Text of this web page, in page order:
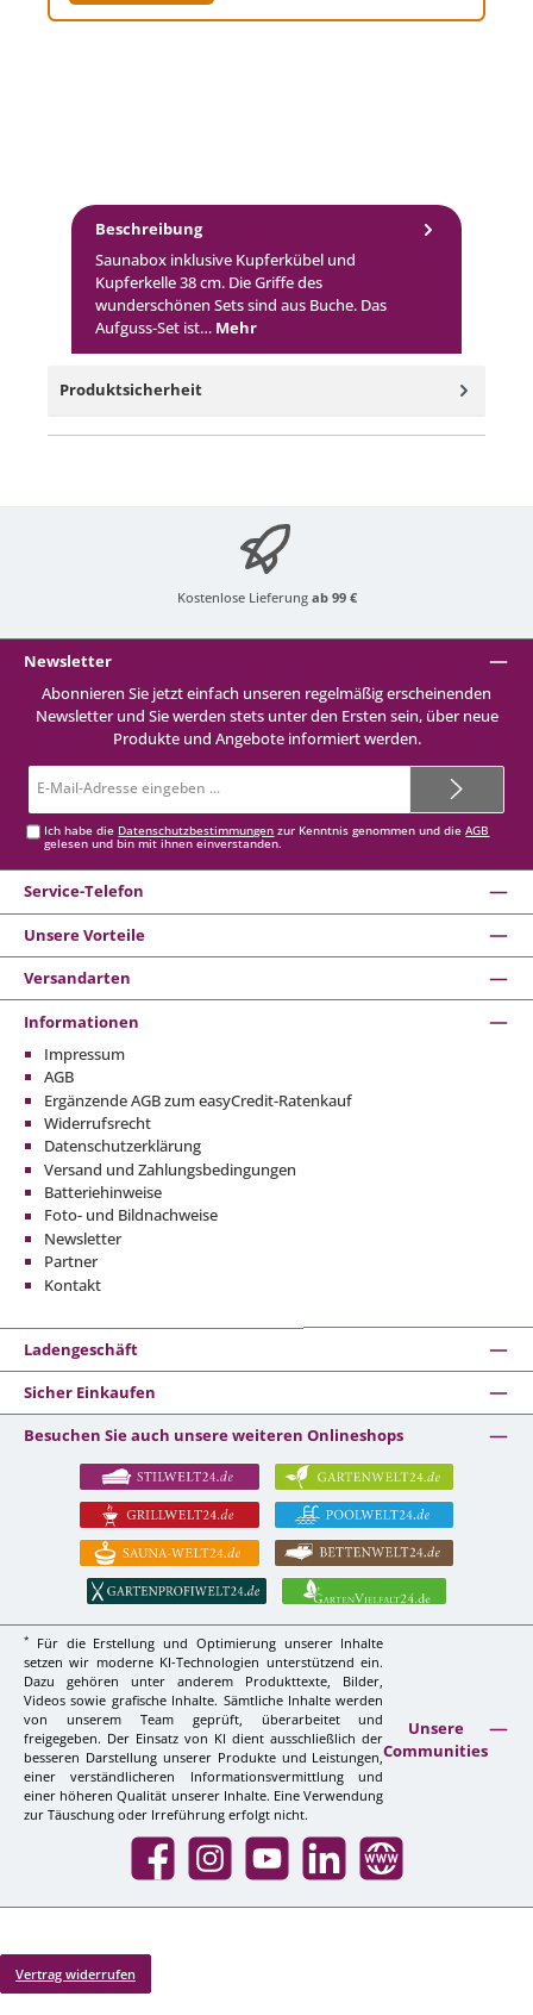
Beschreibung
Saunabox inklusive Kupferkübel und
Kupferkelle 38 cm. Die Griffe des
wunderschönen Sets sind aus Buche. Das
Aufguss-Set ist… Mehr
Produktsicherheit
Kostenlose Lieferung ab 99 €
Newsletter
Abonnieren Sie jetzt einfach unseren regelmäßig erscheinenden
Newsletter und Sie werden stets unter den Ersten sein, über neue
Produkte und Angebote informiert werden.
Mail-
Ich habe die Datenschutzbestimmungen zur Kenntnis genommen und dieAGB
gelesen und bin mit ihnen einverstanden.
Service-Telefon
Unsere Vorteile
Versandarten
Informationen
Impressum
AGB
Ergänzende AGB zum easyCredit-Ratenkauf
Widerrufsrecht
Datenschutzerklärung
Versand und Zahlungsbedingungen
Batteriehinweise
Foto- und Bildnachweise
Newsletter
Partner
Kontakt
Ladengeschäft
Sicher Einkaufen
Besuchen Sie auch unsere weiteren Onlineshops
*
Für die Erstellung und Optimierung unserer Inhalte
setzen wir moderne KI-Technologien unterstützend ein.
Dazu gehören unter anderem Produkttexte, Bilder,
Videos sowie grafische Inhalte. Sämtliche Inhalte werden
von unserem Team geprüft, überarbeitet und
freigegeben. Der Einsatz von KI dient ausschließlich der
besseren Darstellung unserer Produkte und Leistungen,
einer verständlicheren Informationsvermittlung und
einer höheren Qualität unserer Inhalte. Eine Verwendung
zur Täuschung oder Irreführung erfolgt nicht.
Unsere
Communities
Facebook InstagramYouTube LinkedIn Website
Vertrag widerrufen